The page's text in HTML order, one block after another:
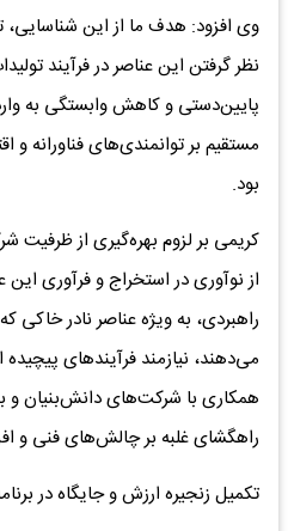
وی افزود: هدف ما از این شناسایی،
نظر گرفتن این عناصر در فرآیند
پایین‌دستی و کاهش وابستگی به
مستقیم بر توانمندی‌های فناورانه و
بود.
کریمی بر لزوم بهره‌گیری از ظرفیت
از نوآوری در استخراج و فرآوری
راهبردی، به ویژه عناصر نادر
می‌دهند، نیازمند فرآیندهای
همکاری با شرکت‌های دانش‌بنیان و
راهگشای غلبه بر چالش‌های فنی و
تکمیل زنجیره ارزش و جایگاه در